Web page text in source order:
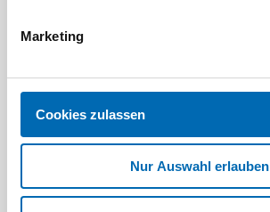
Marketing
Cookies zulassen
Nur Auswahl erlauben